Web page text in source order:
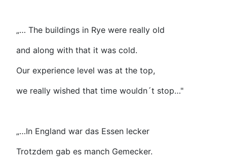
„… The buildings in Rye were really old
and along with that it was cold.
Our experience level was at the top,
we really wished that time wouldn´t stop…"
„…In England war das Essen lecker
Trotzdem gab es manch Gemecker.